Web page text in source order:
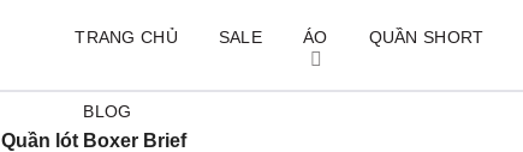
TRANG CHỦ SALE ÁO QUẦN SHORT
BLOG
Quần lót Boxer Brief